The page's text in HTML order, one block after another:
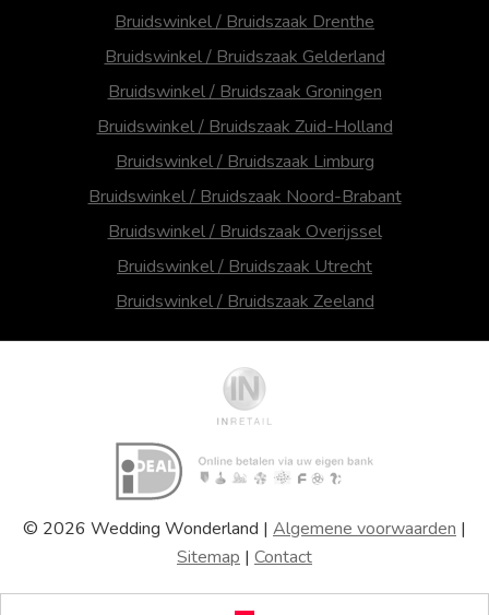
Bruidswinkel / Bruidszaak Drenthe
Bruidswinkel / Bruidszaak Gelderland
Bruidswinkel / Bruidszaak Groningen
Bruidswinkel / Bruidszaak Zuid-Holland
Bruidswinkel / Bruidszaak Limburg
Bruidswinkel / Bruidszaak Noord-Brabant
Bruidswinkel / Bruidszaak Overijssel
Bruidswinkel / Bruidszaak Utrecht
Bruidswinkel / Bruidszaak Zeeland
© 2026 Wedding Wonderland | Algemene voorwaarden |
Sitemap | Contact